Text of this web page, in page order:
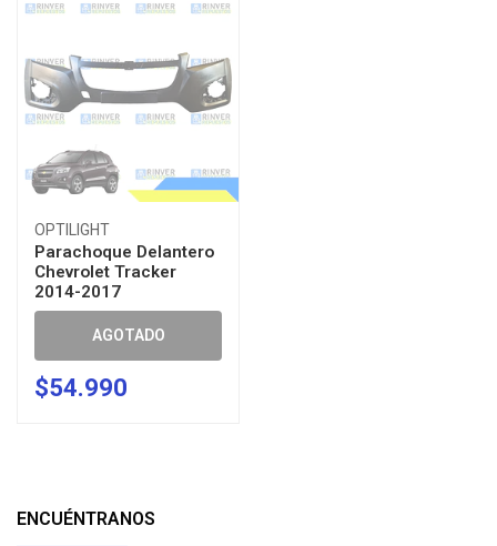
OPTILIGHT
Parachoque Delantero
Chevrolet Tracker
2014-2017
AGOTADO
$54.990
ENCUÉNTRANOS